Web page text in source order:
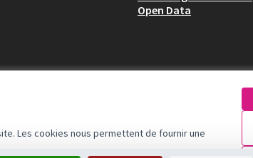
Les cookies nous permettent de fournir une
Open Data